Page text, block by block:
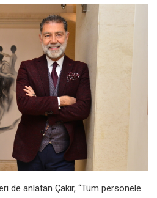
de anlatan Çakır, “Tüm personele